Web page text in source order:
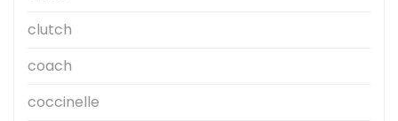
clutch
coach
coccinelle